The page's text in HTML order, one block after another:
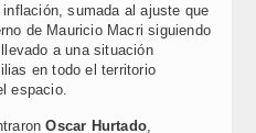
sumada al ajuste que
de Mauricio Macri siguiendo
a una situación
en todo el territorio
espacio.
Oscar Hurtado,